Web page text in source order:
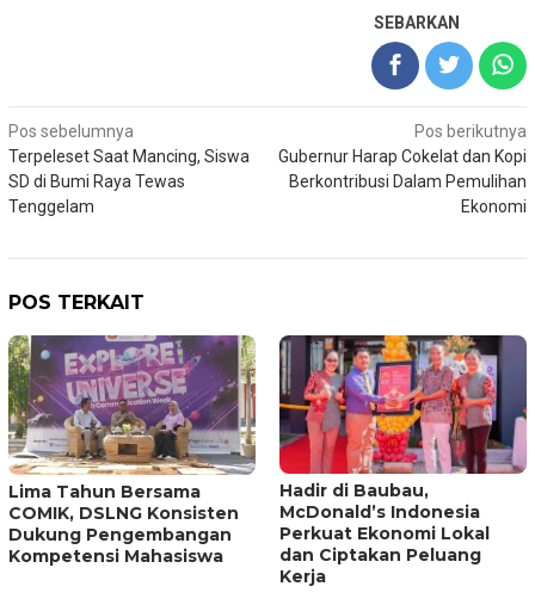
SEBARKAN
Navigasi
pos
Pos sebelumnya
Terpeleset Saat Mancing, Siswa
SD di Bumi Raya Tewas
Tenggelam
Pos berikutnya
Gubernur Harap Cokelat dan Kopi
Berkontribusi Dalam Pemulihan
Ekonomi
POS TERKAIT
Lima Tahun Bersama
COMIK, DSLNG Konsisten
Dukung Pengembangan
Kompetensi Mahasiswa
Hadir di Baubau,
McDonald’s Indonesia
Perkuat Ekonomi Lokal
dan Ciptakan Peluang
Kerja